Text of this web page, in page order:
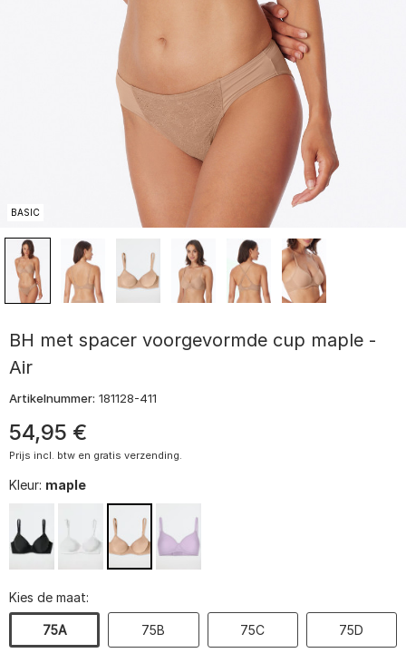
BASIC
BH met spacer voorgevormde cup maple -
Air
Artikelnummer: 181128-411
54,95 €
Prijs incl. btw en gratis verzending.
Kleur: maple
Kies de maat:
75A 75B 75C 75D